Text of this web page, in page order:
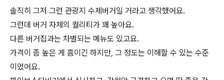
솔직히 그저 그런 관광지 수제버거일 거라고 생각했어요.
그런데 버거 자체의 퀄리티가 꽤 높아요.
다른 버거집과는 차별되는 메뉴도 있고요.
가격이 좀 높은 게 흠이긴 하지만, 그 정도는 이해할 수 있는 수준
이었어요.